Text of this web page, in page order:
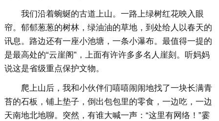
我们沿着蜿蜒的古道上山。一路上绿树红花映入眼
帘。郁郁葱葱的树林，绿油油的草地，到处给人以春天的
讯息。路边还有一座小池塘，一条小瀑布。最值得一提的
是最高处的“云崖阁”，上面有许许多多名人崖刻。听妈妈
说这是省级重点保护文物。
爬上山后，我和小伙伴们嘻嘻闹闹地找了一块长满青
苔的石板，铺上垫子，倒出包包里的零食，一边吃，一边
天南地北地聊。突然，有谁大喊一声：“这里有网络！”霎